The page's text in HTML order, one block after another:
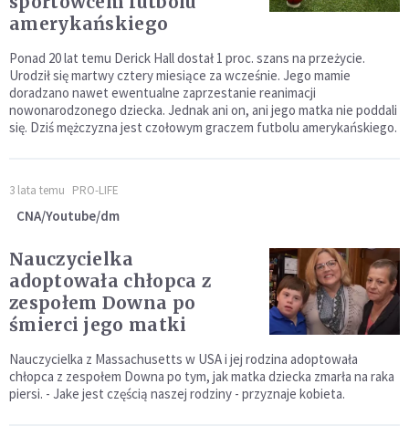
amerykańskiego
Ponad 20 lat temu Derick Hall dostał 1 proc. szans na przeżycie.
Urodził się martwy cztery miesiące za wcześnie. Jego mamie
doradzano nawet ewentualne zaprzestanie reanimacji
nowonarodzonego dziecka. Jednak ani on, ani jego matka nie poddali
się. Dziś mężczyzna jest czołowym graczem futbolu amerykańskiego.
3 lata temu PRO-LIFE
CNA/Youtube/dm
Nauczycielka
adoptowała chłopca z
zespołem Downa po
śmierci jego matki
Nauczycielka z Massachusetts w USA i jej rodzina adoptowała
chłopca z zespołem Downa po tym, jak matka dziecka zmarła na raka
piersi. - Jake jest częścią naszej rodziny - przyznaje kobieta.